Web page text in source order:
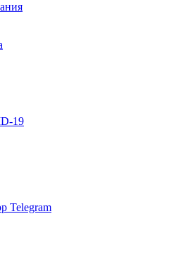
19
Telegram